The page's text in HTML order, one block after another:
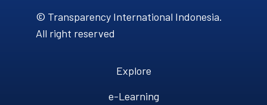
© Transparency International Indonesia.
All right reserved
Explore
e-Learning